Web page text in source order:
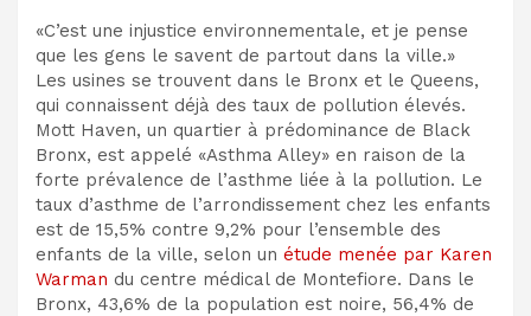
«C’est une injustice environnementale, et je pense
que les gens le savent de partout dans la ville.»
Les usines se trouvent dans le Bronx et le Queens,
qui connaissent déjà des taux de pollution élevés.
Mott Haven, un quartier à prédominance de Black
Bronx, est appelé «Asthma Alley» en raison de la
forte prévalence de l’asthme liée à la pollution. Le
taux d’asthme de l’arrondissement chez les enfants
est de 15,5% contre 9,2% pour l’ensemble des
enfants de la ville, selon un étude menée par Karen
Warman du centre médical de Montefiore. Dans le
Bronx, 43,6% de la population est noire, 56,4% de